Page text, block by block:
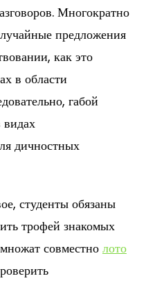
Многократно
предложения
как это
в области
габой
видах
дичностных
студенты обязаны
трофей знакомых
совместно лото